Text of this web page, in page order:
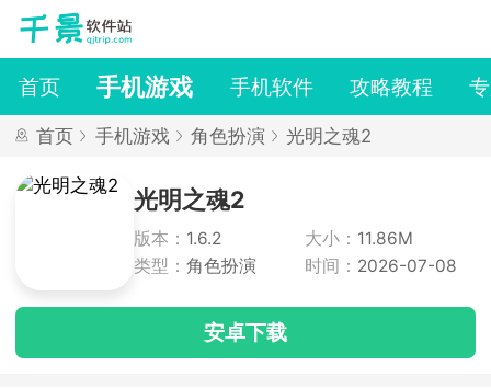
首页 手机游戏 手机软件 攻略教程
首页 手机游戏 角色扮演 光明之魂2
光明之魂2
版本： 1.6.2 大小： 11.86M
类型： 角色扮演 时间： 2026-07-08
安卓下载